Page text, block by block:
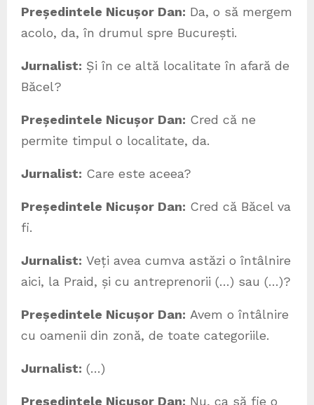
Președintele Nicușor Dan: Da, o să mergem
acolo, da, în drumul spre București.
Jurnalist: Și în ce altă localitate în afară de
Băcel?
Președintele Nicușor Dan: Cred că ne
permite timpul o localitate, da.
Jurnalist: Care este aceea?
Președintele Nicușor Dan: Cred că Băcel va
fi.
Jurnalist: Veți avea cumva astăzi o întâlnire
aici, la Praid, și cu antreprenorii (…) sau (…)?
Președintele Nicușor Dan: Avem o întâlnire
cu oamenii din zonă, de toate categoriile.
Jurnalist: (…)
Președintele Nicușor Dan: Nu, ca să fie o